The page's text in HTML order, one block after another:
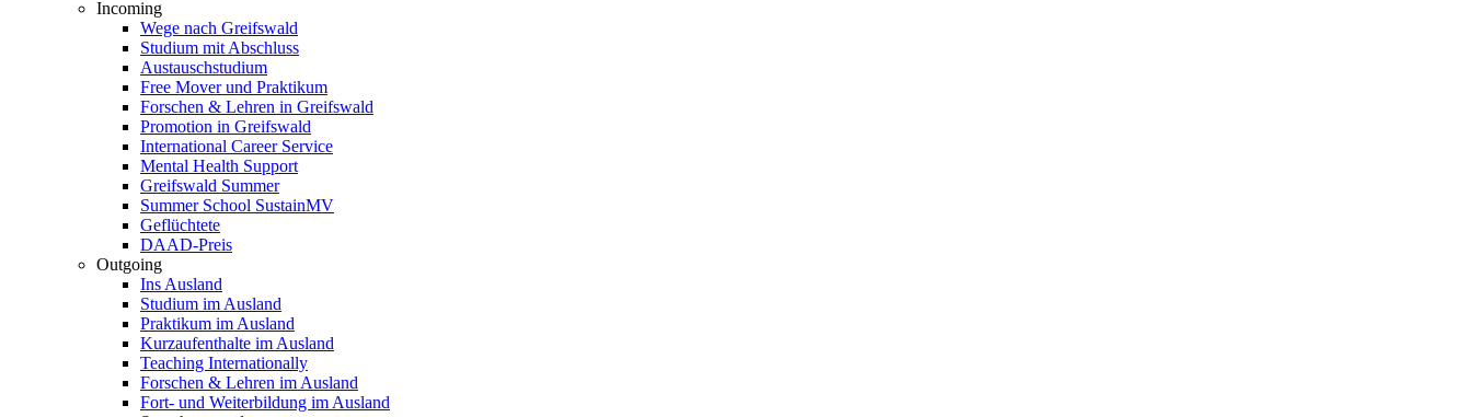
Incoming
Wege nach Greifswald
Studium mit Abschluss
Austauschstudium
Free Mover und Praktikum
Forschen & Lehren in Greifswald
Promotion in Greifswald
International Career Service
Mental Health Support
Greifswald Summer
Summer School SustainMV
Geflüchtete
DAAD-Preis
Outgoing
Ins Ausland
Studium im Ausland
Praktikum im Ausland
Kurzaufenthalte im Ausland
Teaching Internationally
Forschen & Lehren im Ausland
Fort- und Weiterbildung im Ausland